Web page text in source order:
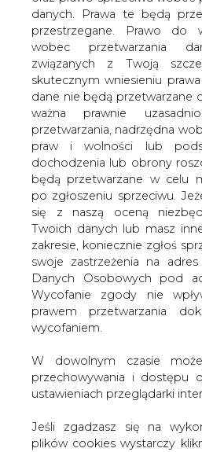
danych. Prawa te będą
przestrzegane. Prawo do
wobec przetwarzania
związanych z Twoją
skutecznym wniesieniu
dane nie będą przetwarzane
ważna prawnie
przetwarzania, nadrzędna
praw i wolności lub
dochodzenia lub obrony
będą przetwarzane w celu
po zgłoszeniu sprzeciwu.
się z naszą oceną
Twoich danych lub masz
zakresie, koniecznie zgłoś
swoje zastrzeżenia na
Danych Osobowych pod
Wycofanie zgody nie
prawem przetwarzania
wycofaniem.
W dowolnym czasie
przechowywania i dostępu
ustawieniach przeglądarki
Jeśli zgadzasz się na
plików cookies wystarczy
W Poznaniu tysiąc
kaflowych idzie do
Likwidację około
kaflowych w
planuje Zarząd
Lokalowych w
Szacunkowy koszt
przedsięwzięcia to
złotych.
Projekt poznańskiego ZKZL
kaflowych, wykonanie instalacji
ciepłej wody oraz
przedsięwzięcie ma potrwać pięć
Jak poinformował
zamieszkania najemców
emisji szkodliwych gazów do